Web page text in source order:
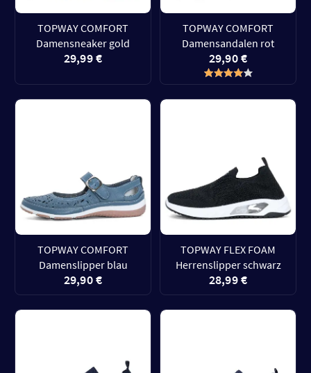
TOPWAY COMFORT
Damensneaker gold
29,99 €
TOPWAY COMFORT
Damensandalen rot
29,90 €
TOPWAY COMFORT
Damenslipper blau
29,90 €
TOPWAY FLEX FOAM
Herrenslipper schwarz
28,99 €